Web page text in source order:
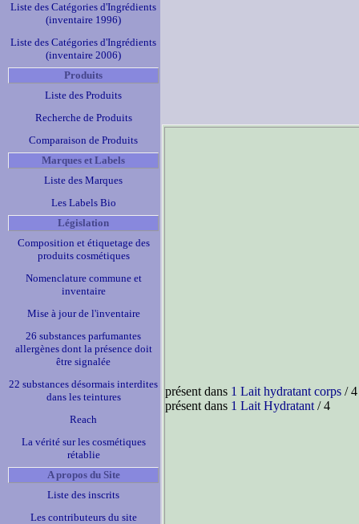
Liste des Catégories d'Ingrédients
(inventaire 1996)
Liste des Catégories d'Ingrédients
(inventaire 2006)
Produits
Liste des Produits
Recherche de Produits
Comparaison de Produits
Marques et Labels
Liste des Marques
Les Labels Bio
Législation
Composition et étiquetage des
produits cosmétiques
Nomenclature commune et
inventaire
Mise à jour de l'inventaire
26 substances parfumantes
allergènes dont la présence doit
être signalée
22 substances désormais interdites
dans les teintures
Reach
La vérité sur les cosmétiques
rétablie
A propos du Site
Liste des inscrits
Les contributeurs du site
présent dans 1 Lait hydratant corps / 4
présent dans 1 Lait Hydratant / 4